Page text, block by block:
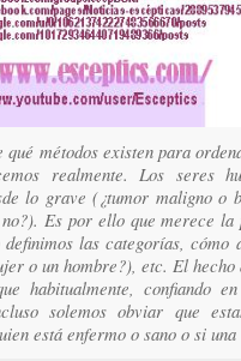
qué métodos existen para
realmente. Los seres
lo grave (¿tumor maligno
Es por ello que merece
las categorías,
o un hombre?), etc. El
habitualmente, confiando
solemos obviar que
está enfermo o sano o si